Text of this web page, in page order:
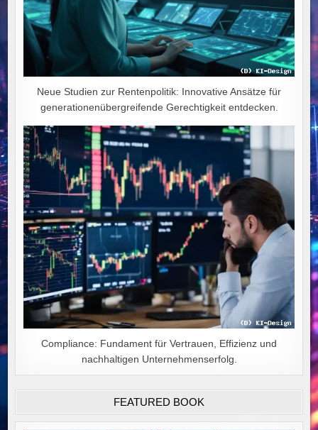
Neue Studien zur Rentenpolitik: Innovative Ansätze für
generationenübergreifende Gerechtigkeit entdecken.
Compliance: Fundament für Vertrauen, Effizienz und
nachhaltigen Unternehmenserfolg.
FEATURED BOOK